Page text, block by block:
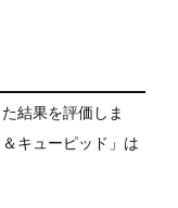
結果を評価しま
キューピッド」は